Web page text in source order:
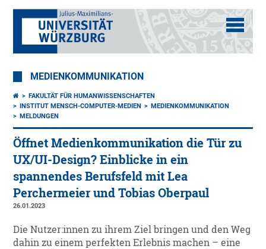
MEDIENKOMMUNIKATION
FAKULTÄT FÜR HUMANWISSENSCHAFTEN
INSTITUT MENSCH-COMPUTER-MEDIEN
MEDIENKOMMUNIKATION
MELDUNGEN
Öffnet Medienkommunikation die Tür zu
UX/UI-Design? Einblicke in ein
spannendes Berufsfeld mit Lea
Perchermeier und Tobias Oberpaul
26.01.2023
Die Nutzer:innen zu ihrem Ziel bringen und den Weg
dahin zu einem perfekten Erlebnis machen – eine